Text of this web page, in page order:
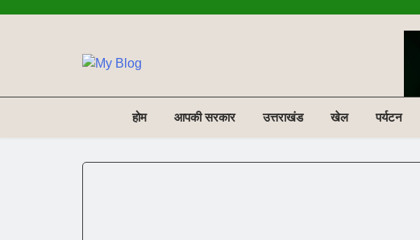
NE
होम आपकी सरकार उत्तराखंड खेल पर्यटन